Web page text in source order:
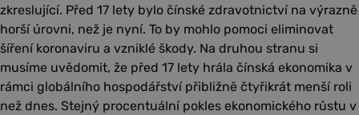
zkreslující. Před 17 lety bylo čínské zdravotnictví na výrazně
horší úrovni, než je nyní. To by mohlo pomoci eliminovat
šíření koronaviru a vzniklé škody. Na druhou stranu si
musíme uvědomit, že před 17 lety hrála čínská ekonomika v
rámci globálního hospodářství přibližně čtyřikrát menší roli
než dnes. Stejný procentuální pokles ekonomického růstu v